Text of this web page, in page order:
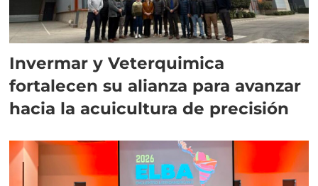
Invermar y Veterquimica
fortalecen su alianza para avanzar
hacia la acuicultura de precisión